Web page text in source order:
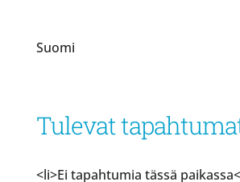
Suomi
Tulevat
<li>Ei tapahtumia tässä